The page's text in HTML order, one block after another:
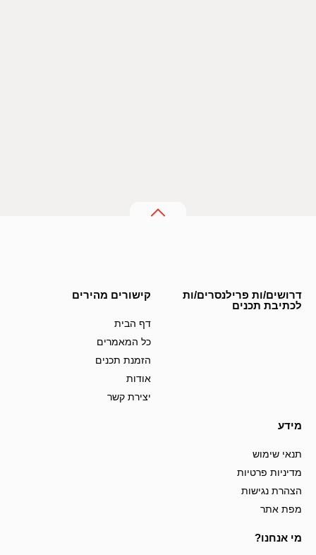
דרושים/ות פרילנסרים/ות
לכתיבת תכנים
קישורים מהירים
דף הבית
כל המאמרים
הזמנת תכנים
אודות
יצירת קשר
מידע
תנאי שימוש
מדיניות פרטיות
הצהרת נגישות
מפת אתר
מי אנחנו?